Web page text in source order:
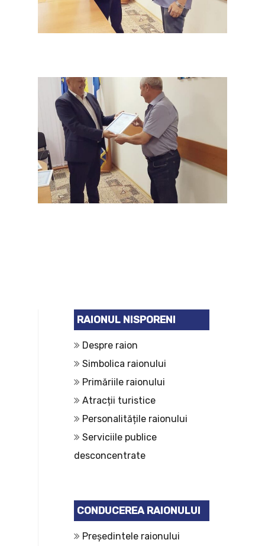
RAIONUL NISPORENI
Despre raion
Simbolica raionului
Primăriile raionului
Atracții turistice
Personalitățile raionului
Serviciile publice
desconcentrate
CONDUCEREA RAIONULUI
Președintele raionului